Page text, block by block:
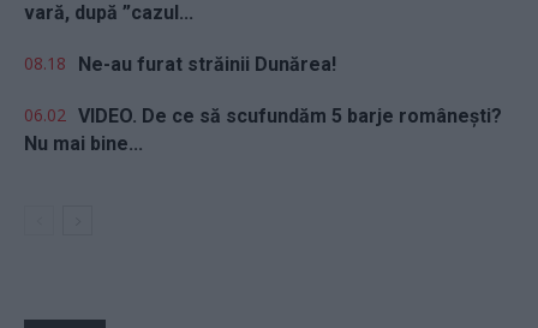
vară, după ”cazul...
08.18 Ne-au furat străinii Dunărea!
06.02 VIDEO. De ce să scufundăm 5 barje românești?
Nu mai bine...